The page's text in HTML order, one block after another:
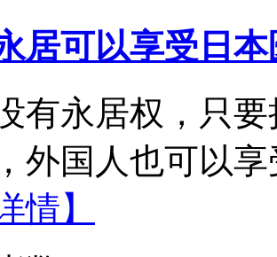
居可以享受日
有永居权，只
外国人也可以
情】